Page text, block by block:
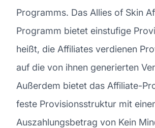
Programms. Das Allies of Skin
Programm bietet einstufige
heißt, die Affiliates verdienen
auf die von ihnen generierten
Außerdem bietet das Affiliate-
feste Provisionsstruktur mit
Auszahlungsbetrag von Kein